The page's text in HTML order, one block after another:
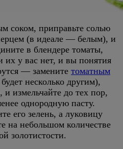
соком, приправьте солью
(в идеале — белым), и
в блендере томаты,
их у вас нет, и вы понятия
— замените томатным
будет несколько другим),
и измельчайте до тех пор,
однородную пасту.
его зелень, а луковицу
на небольшом количестве
золотистости.